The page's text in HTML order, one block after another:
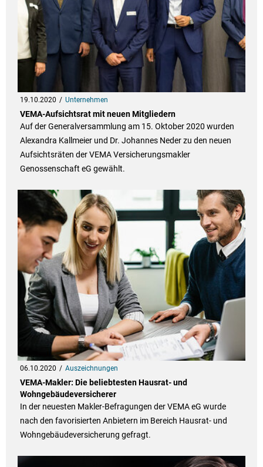
19.10.2020 Unternehmen
VEMA-Aufsichtsrat mit neuen Mitgliedern
Auf der Generalversammlung am 15. Oktober 2020 wurden
Alexandra Kallmeier und Dr. Johannes Neder zu den neuen
Aufsichtsräten der VEMA Versicherungsmakler
Genossenschaft eG gewählt.
06.10.2020 Auszeichnungen
VEMA-Makler: Die beliebtesten Hausrat- und
Wohngebäudeversicherer
In der neuesten Makler-Befragungen der VEMA eG wurde
nach den favorisierten Anbietern im Bereich Hausrat- und
Wohngebäudeversicherung gefragt.